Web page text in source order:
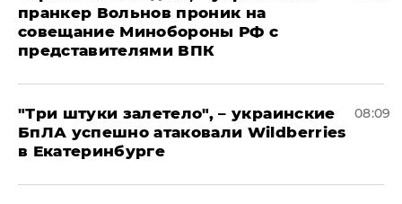
пранкер Вольнов проник на
совещание Минобороны РФ с
представителями ВПК
"Три штуки залетело", – украинские
БпЛА успешно атаковали Wildberries
в Екатеринбурге
08:09